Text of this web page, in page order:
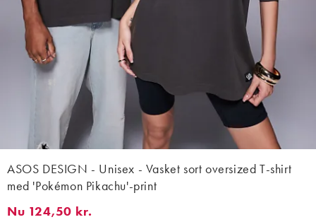
ASOS DESIGN - Unisex - Vasket sort oversized T-shirt
med 'Pokémon Pikachu'-print
Nu 124,50 kr.. Bedste pris seneste 30 dage 124,50 kr. (0%).
Nu 124,50 kr.